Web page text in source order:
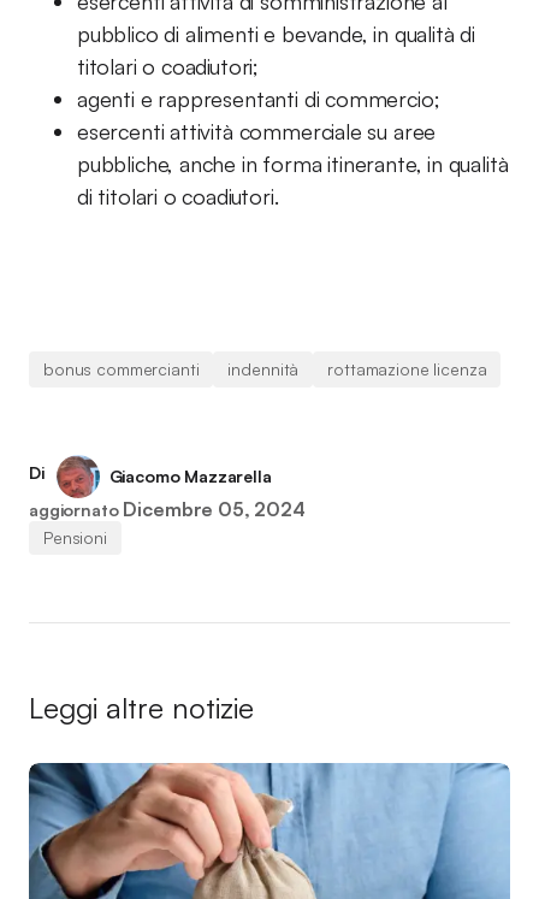
pubblico di alimenti e bevande, in qualità di
titolari o coadiutori;
agenti e rappresentanti di commercio;
esercenti attività commerciale su aree
pubbliche, anche in forma itinerante, in qualità
di titolari o coadiutori.
bonus commercianti indennità rottamazione licenza
Di
Giacomo Mazzarella
aggiornato Dicembre 05, 2024
Pensioni
Leggi altre notizie